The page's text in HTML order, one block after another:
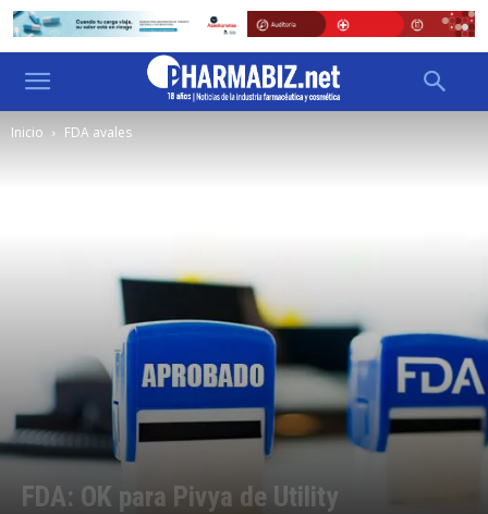
Inicio FDA avales
FDA: OK para Pivya de Utility